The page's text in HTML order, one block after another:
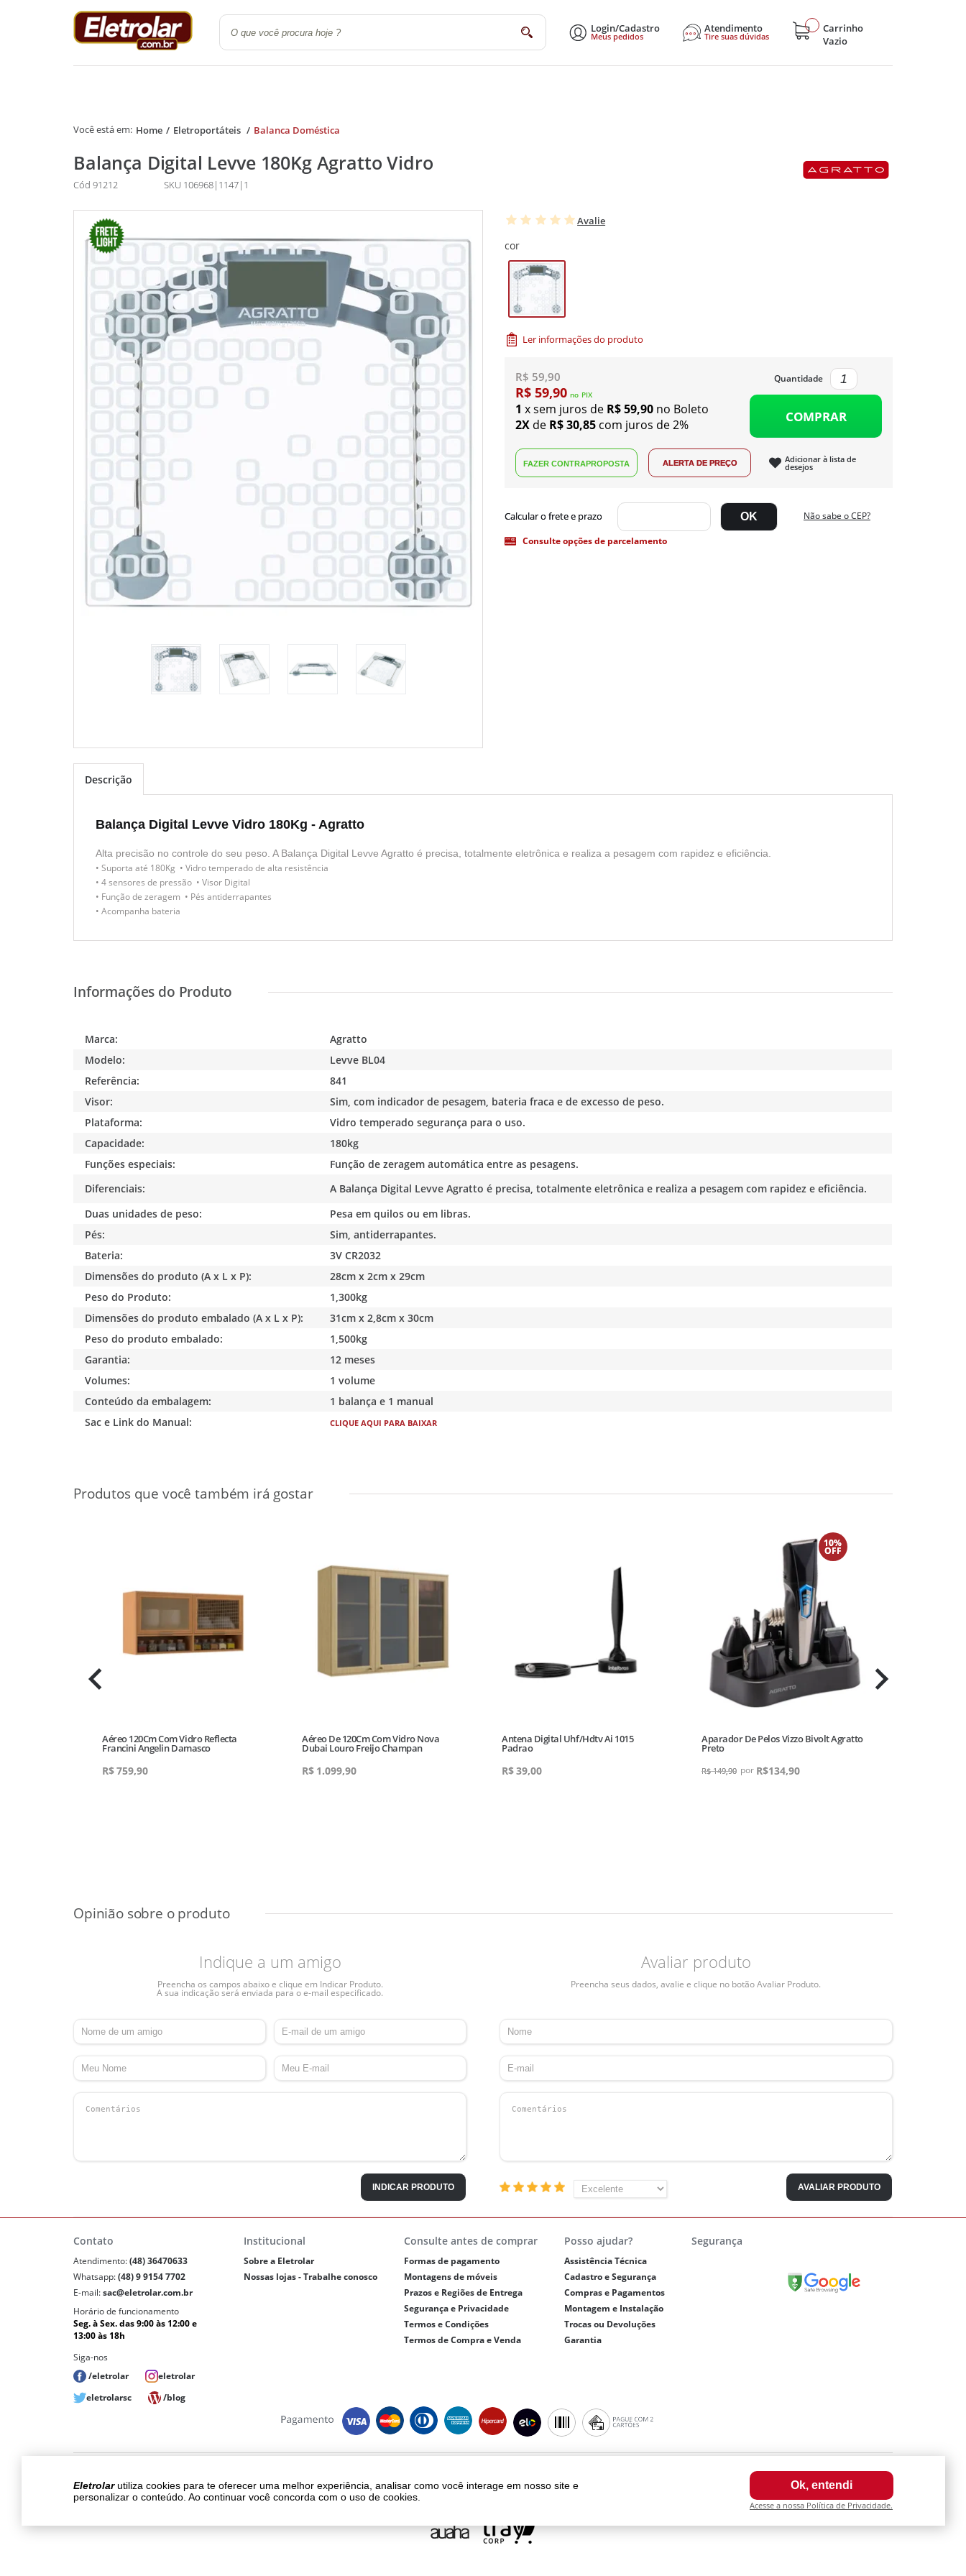
Login/Cadastro
Meus pedidos
Atendimento
Tire suas dúvidas
Carrinho
Vazio
Quarto Utilidades Domésticas Eletrodomésticos Eletroportáteis Hobby e Lazer
Home Eletroportáteis Balanca Doméstica
Balança Digital Levve 180Kg Agratto Vidro
Cód 91212 SKU 106968|1147|1
Avalie
cor
Ler informações do produto
R$ 59,90
R$ 59,90 no PIX
1 x sem juros de R$ 59,90 no Boleto
2X de R$ 30,85 com juros de 2%
Quantidade
COMPRAR
Adicionar à lista de
desejos
Não sabe o CEP?
Consulte opções de parcelamento
Descrição
Balança Digital Levve Vidro 180Kg - Agratto
Alta precisão no controle do seu peso. A Balança Digital Levve Agratto é precisa, totalmente eletrônica e realiza a pesagem com rapidez e eficiência.
• Suporta até 180Kg • Vidro temperado de alta resistência
• 4 sensores de pressão • Visor Digital
• Função de zeragem • Pés antiderrapantes
• Acompanha bateria
Marca:
Agratto
Modelo:
Levve BL04
Referência:
841
Visor:
Sim, com indicador de pesagem, bateria fraca e de excesso de peso.
Plataforma:
Vidro temperado segurança para o uso.
Capacidade:
180kg
Funções especiais:
Função de zeragem automática entre as pesagens.
Diferenciais:
A Balança Digital Levve Agratto é precisa, totalmente eletrônica e realiza a pesagem com rapidez e eficiência.
Duas unidades de peso:
Pesa em quilos ou em libras.
Pés:
Sim, antiderrapantes.
Bateria:
3V CR2032
Dimensões do produto (A x L x P):
28cm x 2cm x 29cm
Peso do Produto:
1,300kg
Dimensões do produto embalado (A x L x P):
31cm x 2,8cm x 30cm
Peso do produto embalado:
1,500kg
Garantia:
12 meses
Volumes:
1 volume
Conteúdo da embalagem:
1 balança e 1 manual
Sac e Link do Manual:
CLIQUE AQUI PARA BAIXAR
Aéreo 120Cm Com Vidro Reflecta
Francini Angelin Damasco
R$759,90
Aéreo De 120Cm Com Vidro Nova
Dubai Louro Freijo Champan
R$ 1.099,90
Antena Digital Uhf/Hdtv Ai 1015
Padrao
R$39,00
10%
OFF
Aparador De Pelos Vizzo Bivolt Agratto
Preto
R$ 149,90 R$134,90
Indique a um amigo
Preencha os campos abaixo e clique em Indicar Produto.
A sua indicação será enviada para o e-mail especificado.
INDICAR PRODUTO
Avaliar produto
Preencha seus dados, avalie e clique no botão Avaliar Produto.
AVALIAR PRODUTO
Eletrolarutiliza cookies para te oferecer uma melhor experiência, analisar como você interage em nosso site e
personalizar o conteúdo. Ao continuar você concorda com o uso de cookies.
Ok, entendi
Acesse a nossa Política de Privacidade.
Contato
Atendimento:(48) 36470633
Whatsapp:(48) 9 9154 7702
E-mail:sac@eletrolar.com.br
Horário de funcionamento
Seg. à Sex. das 9:00 às 12:00 e
13:00 às 18h
Siga-nos
/eletrolar
eletrolar
eletrolarsc
/blog
Institucional
Sobre a Eletrolar
Nossas lojas - Trabalhe conosco
Consulte antes de comprar
Formas de pagamento
Montagens de móveis
Prazos e Regiões de Entrega
Segurança e Privacidade
Termos e Condições
Termos de Compra e Venda
Posso ajudar?
Assistência Técnica
Cadastro e Segurança
Compras e Pagamentos
Montagem e Instalação
Trocas ou Devoluções
Garantia
Segurança
Copyright © 2018 - eletrolar.com.br - NEGRO E ANDREADIS LTDA - CNPJ 01.093.810/0003-64
Os preços, promoções, condições de pagamento, frete e produtos são válidos exclusivamente para compras realizadas via internet. Fotos meramente ilustrativas.